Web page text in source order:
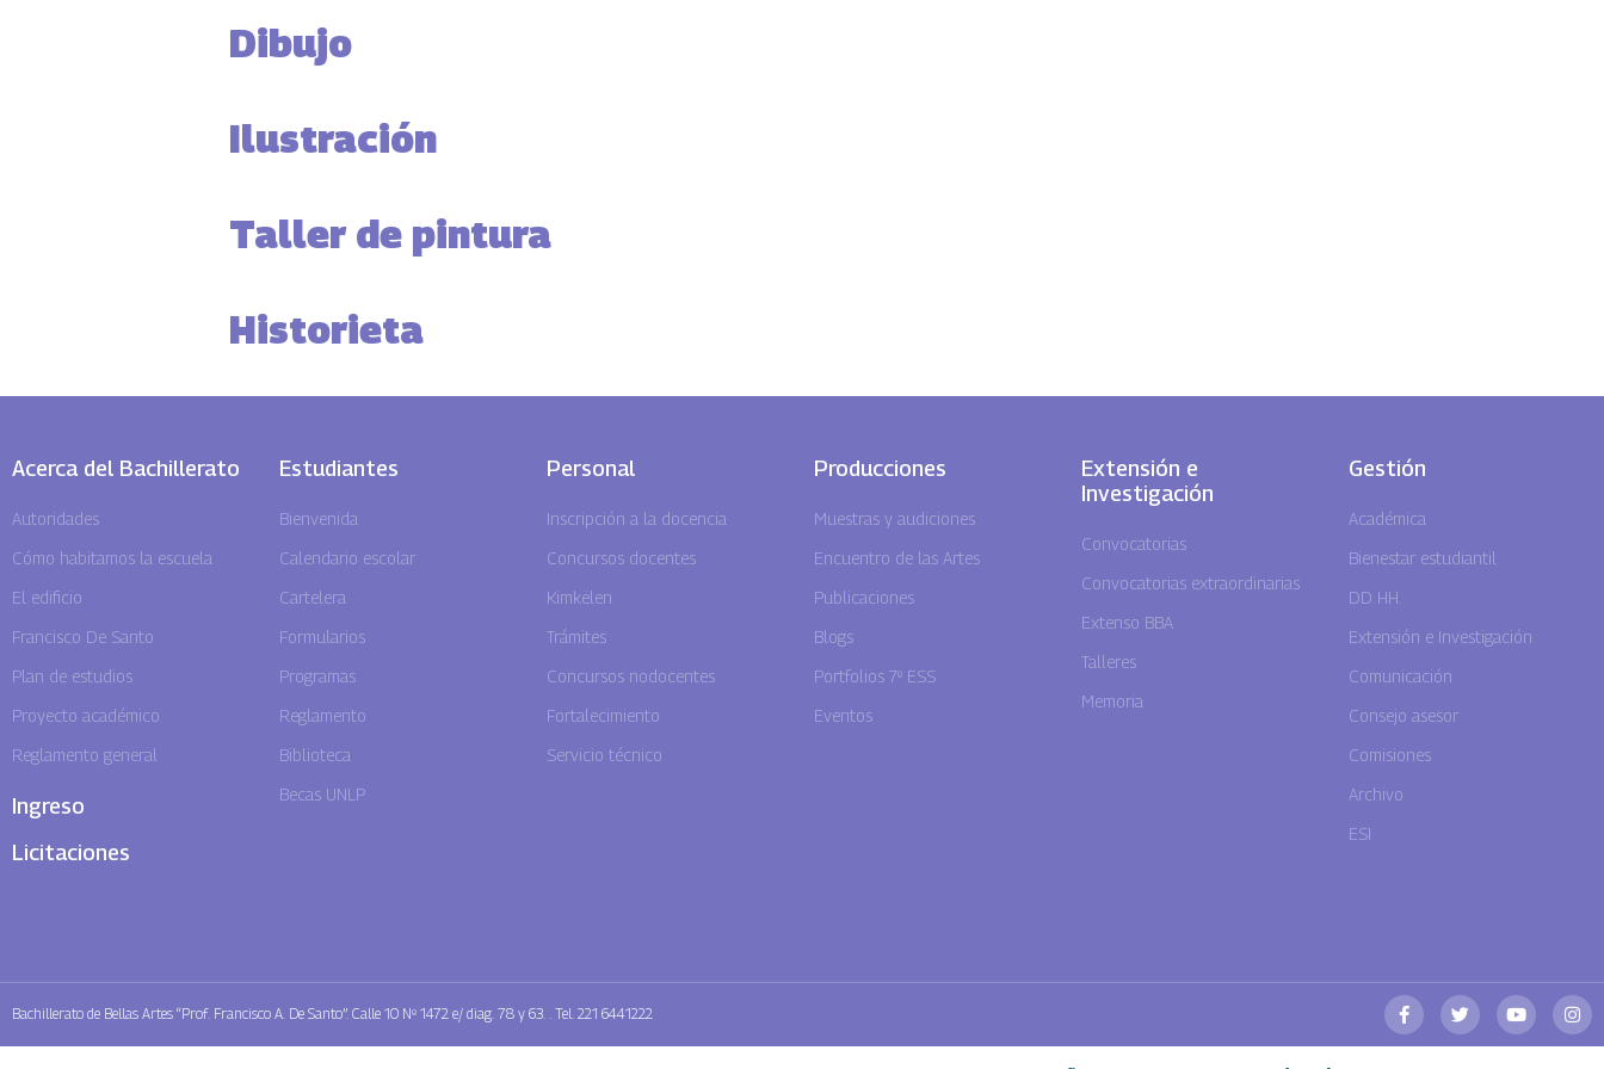
Dibujo
Ilustración
Taller de pintura
Historieta
Acerca del Bachillerato
Autoridades
Cómo habitamos la escuela
El edificio
Francisco De Santo
Plan de estudios
Proyecto académico
Reglamento general
Ingreso
Licitaciones
Estudiantes
Bienvenida
Calendario escolar
Cartelera
Formularios
Programas
Reglamento
Biblioteca
Becas UNLP
Personal
Inscripción a la docencia
Concursos docentes
Kimkëlen
Trámites
Concursos nodocentes
Fortalecimiento
Servicio técnico
Producciones
Muestras y audiciones
Encuentro de las Artes
Publicaciones
Blogs
Portfolios 7º ESS
Eventos
Extensión e
Investigación
Convocatorias
Convocatorias extraordinarias
Extenso BBA
Talleres
Memoria
Gestión
Académica
Bienestar estudiantil
DD. HH.
Extensión e Investigación
Comunicación
Consejo asesor
Comisiones
Archivo
ESI
Bachillerato de Bellas Artes “Prof. Francisco A. De Santo”. Calle 10 Nº 1472 e/ diag. 78 y 63. . Tel. 221 6441222